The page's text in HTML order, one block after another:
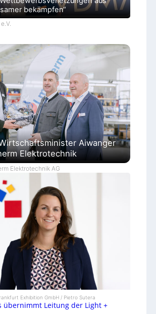
bekämpfen“
Aiwanger
Elektrotechnik
Elektrotechnik AG
Exhibition GmbH / Pietro Sutera
übernimmt Leitung der Light +